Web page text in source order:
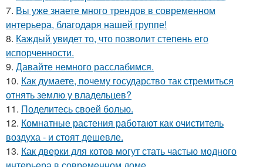
7. Вы уже знаете много трендов в современном
интерьера, благодаря нашей группе!
8. Каждый увидет то, что позволит степень его
испорченности.
9. Давайте немного расслабимся.
10. Как думаете, почему государство так стремиться
отнять землю у владельцев?
11. Поделитесь своей болью.
12. Комнатные растения работают как очиститель
воздуха - и стоят дешевле.
13. Как дверки для котов могут стать частью модного